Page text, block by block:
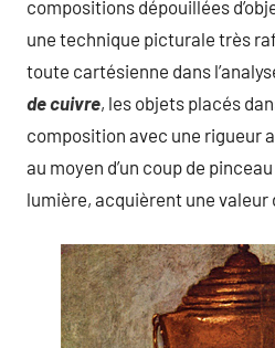
compositions dépouillées
une technique picturale très
toute cartésienne dans
de cuivre, les objets placés
composition avec une rigueur
au moyen d’un coup de
lumière, acquièrent une